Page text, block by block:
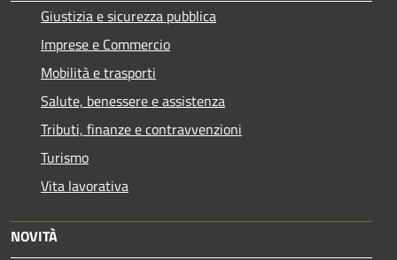
Giustizia e sicurezza pubblica
Imprese e Commercio
Mobilità e trasporti
Salute, benessere e assistenza
Tributi, finanze e contravvenzioni
Turismo
Vita lavorativa
NOVITÀ